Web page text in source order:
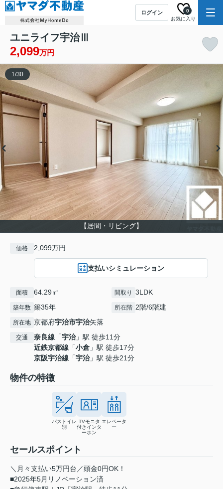
ログイン
お気に入り
0
ユニライフ宇治Ⅲ
2,099万円
【居間・リビング】
1/30
価格 2,099万円
支払いシミュレーション
面積 64.29㎡ 間取り 3LDK
築年数 築35年 所在階 2階/6階建
所在地 京都府宇治市宇治矢落
交通 奈良線 「宇治」駅 徒歩11分
近鉄京都線 「小倉 」駅 徒歩17分
京阪宇治線 「宇治」駅 徒歩21分
物件の特徴
バストイレ
別
TVモニタ
付きインタ
ーホン
エレベータ
ー
セールスポイント
＼月々支払い5万円台／頭金0円OK！
■2025年5月リノベーション済